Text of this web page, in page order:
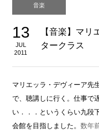
音楽
13
JUL
2011
【音楽】マ
タークラス
マリエッラ・デヴィーア先
で、聴講しに行く。仕事で
い．．．というくらい九段
会館を目指しました。 数年